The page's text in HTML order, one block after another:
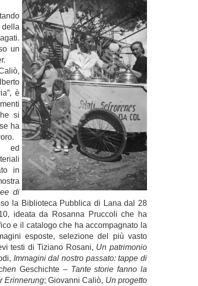
un
è
si
ha
ed
in
di
la Biblioteca Pubblica di Lana dal 28
ideata da Rosanna Pruccoli che ha
e il catalogo che ha accompagnato la
esposte, selezione del più vasto
testi di Tiziano Rosani, Un patrimonio
Immagini dal nostro passato: tappe di
Geschichte – Tante storie fanno la
Erinnerung; Giovanni Caliò, Un progetto